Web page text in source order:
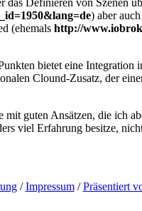
Definieren von Szenen
) aber
(ehemals http://
bietet eine Integration
Clound-Zusatz, der
guten Ansätzen, die ich
viel Erfahrung besitze,
/Impressum/Präsentiert